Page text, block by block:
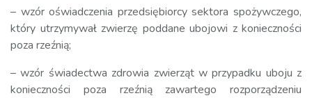
– wzór oświadczenia przedsiębiorcy sektora spożywczego,
który utrzymywał zwierzę poddane ubojowi z konieczności
poza rzeźnią;
– wzór świadectwa zdrowia zwierząt w przypadku uboju z
konieczności poza rzeźnią zawartego rozporządzeniu